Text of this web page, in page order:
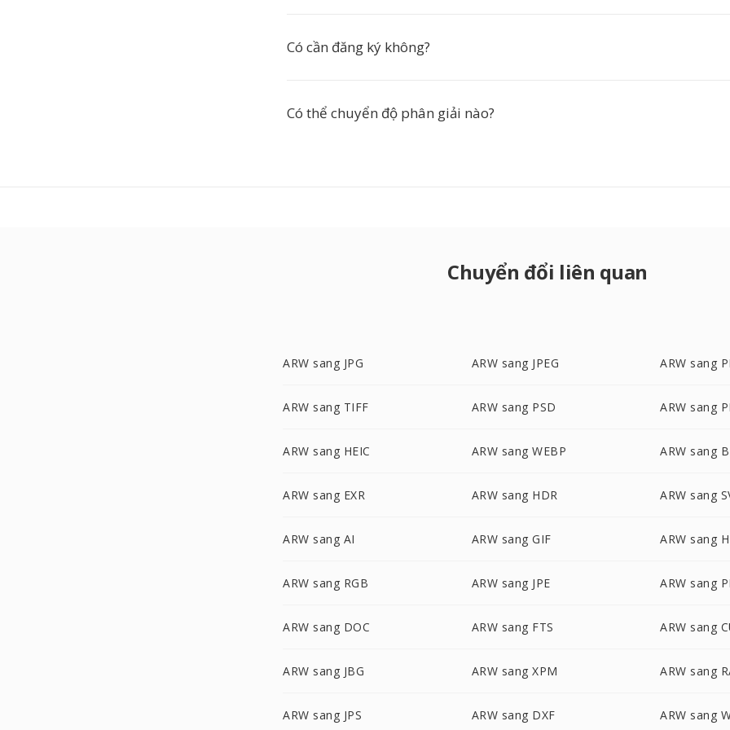
Có cần đăng ký không?
Có thể chuyển độ phân giải nào?
Chuyển đổi liên quan
ARW sang JPG ARW sang JPEG ARW sang
ARW sang TIFF ARW sang PSD ARW sang
ARW sang HEIC ARW sang WEBP ARW sang
ARW sang EXR ARW sang HDR ARW sang
ARW sang AI ARW sang GIF ARW sang
ARW sang RGB ARW sang JPE ARW sang
ARW sang DOC ARW sang FTS ARW sang
ARW sang JBG ARW sang XPM ARW sang
ARW sang JPS ARW sang DXF ARW sang